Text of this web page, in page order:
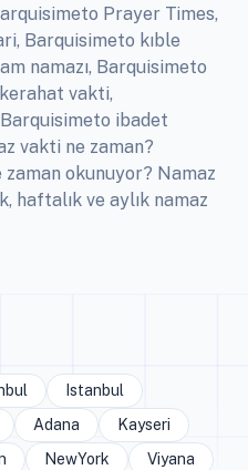
Prayer Times,
Barquisimeto kıble
namazı, Barquisimeto
vakti,
ibadet
vakti ne zaman?
zaman okunuyor? Namaz
haftalık ve aylık namaz
Istanbul
Adana
Kayseri
NewYork
Viyana